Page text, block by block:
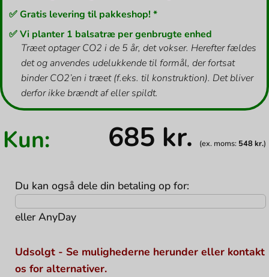
✅ Gratis levering til pakkeshop! *
✅ Vi planter 1 balsatræ per genbrugte enhed
Træet optager CO2 i de 5 år, det vokser. Herefter fældes
det og anvendes udelukkende til formål, der fortsat
binder CO2’en i træet (f.eks. til konstruktion). Det bliver
derfor ikke brændt af eller spildt.
Kun: 685 kr. (ex. moms: 548kr.)
Du kan også dele din betaling op for:
ellerAnyDay
Udsolgt - Se mulighederne herunder eller kontakt
os for alternativer.